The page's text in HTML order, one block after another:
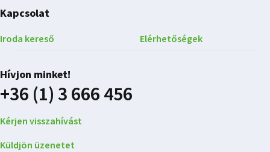
Kapcsolat
Iroda kereső Elérhetőségek
Hívjon minket!
+36 (1) 3 666 456
Kérjen visszahívást
Küldjön üzenetet